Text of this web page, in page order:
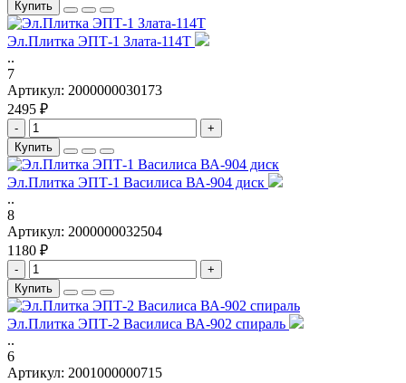
Купить
Эл.Плитка ЭПТ-1 Злата-114Т
..
7
Артикул: 2000000030173
2495 ₽
-
+
Купить
Эл.Плитка ЭПТ-1 Василиса ВА-904 диск
..
8
Артикул: 2000000032504
1180 ₽
-
+
Купить
Эл.Плитка ЭПТ-2 Василиса ВА-902 спираль
..
6
Артикул: 2001000000715